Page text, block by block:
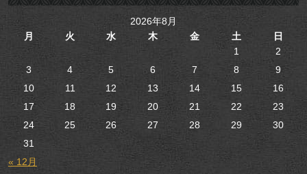
2026年8月
月
火 水 木 金 土
日
1
2
3
4 5 6 7 8
9
10
11 12 13 14 15
16
17
18 19 20 21 22
23
24
25 26 27 28 29
30
31
« 12月